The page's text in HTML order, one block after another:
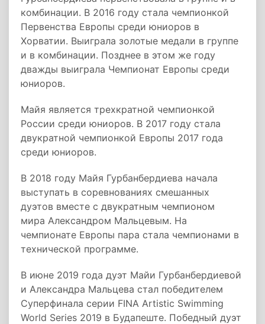
комбинации. В 2016 году стала чемпионкой
Первенства Европы среди юниоров в
Хорватии. Выиграла золотые медали в группе
и в комбинации. Позднее в этом же году
дважды выиграла Чемпионат Европы среди
юниоров.
Майя является трехкратной чемпионкой
России среди юниоров. В 2017 году стала
двукратной чемпионкой Европы 2017 года
среди юниоров.
В 2018 году Майя Гурбанбердиева начала
выступать в соревнованиях смешанных
дуэтов вместе с двукратным чемпионом
мира Александром Мальцевым. На
чемпионате Европы пара стала чемпионами в
технической программе.
В июне 2019 года дуэт Майи Гурбанбердиевой
и Александра Мальцева стал победителем
Суперфинала серии FINA Artistic Swimming
World Series 2019 в Будапеште. Победный дуэт